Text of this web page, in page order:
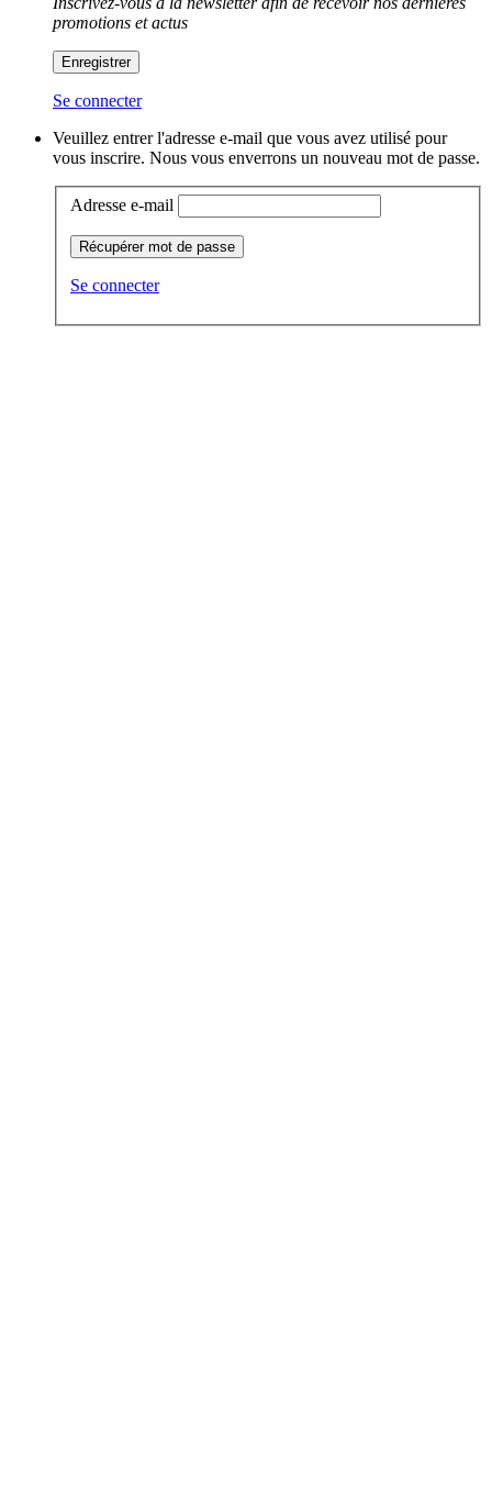
promotions et actus
Enregistrer
Se connecter
Veuillez entrer l'adresse e-mail que vous avez utilisé pour
vous inscrire. Nous vous enverrons un nouveau mot de passe.
Adresse e-mail
Récupérer mot de passe
Se connecter